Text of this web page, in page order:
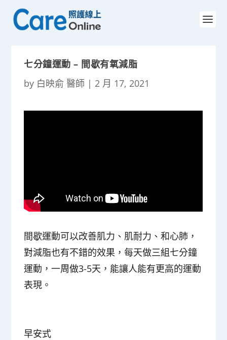
七分鐘運動 – 間歇有氧減脂
by 白映俞 醫師 | 2 月 17, 2021
間歇運動可以改善肌力、肌耐力、和心肺，
對減脂也有不錯的效果，每天做三組七分鐘
運動，一周做3-5天，能讓人能有更高的運動
表現。
早安式